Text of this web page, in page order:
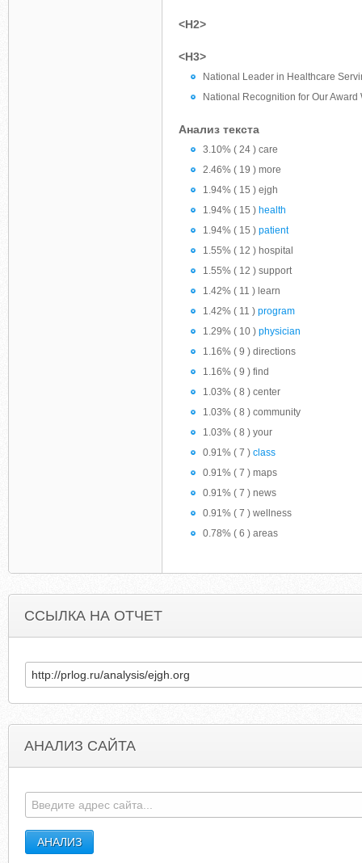
<H2>
<H3>
National Leader in Healthcare
National Recognition for Our Award
Анализ текста
3.10% ( 24 ) care
2.46% ( 19 ) more
1.94% ( 15 ) ejgh
1.94% ( 15 ) health
1.94% ( 15 ) patient
1.55% ( 12 ) hospital
1.55% ( 12 ) support
1.42% ( 11 ) learn
1.42% ( 11 ) program
1.29% ( 10 ) physician
1.16% ( 9 ) directions
1.16% ( 9 ) find
1.03% ( 8 ) center
1.03% ( 8 ) community
1.03% ( 8 ) your
0.91% ( 7 ) class
0.91% ( 7 ) maps
0.91% ( 7 ) news
0.91% ( 7 ) wellness
0.78% ( 6 ) areas
ССЫЛКА НА ОТЧЕТ
АНАЛИЗ САЙТА